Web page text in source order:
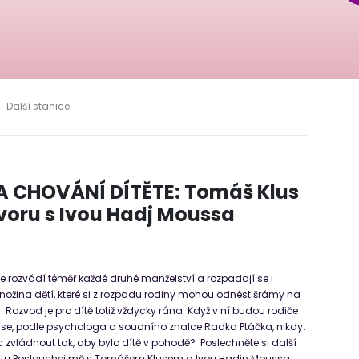
Další stanice
CHOVÁNÍ DÍTĚTE: Tomáš Klus
s Ivou Hadj Moussa
rozvádí téměř každé druhé manželství a rozpadají se i
dětí, které si z rozpadu rodiny mohou odnést šrámy na
je pro dítě totiž vždycky rána. Když v ní budou rodiče
podle psychologa a soudního znalce Radka Ptáčka, nikdy.
zvládnout tak, aby bylo dítě v pohodě? Poslechněte si další